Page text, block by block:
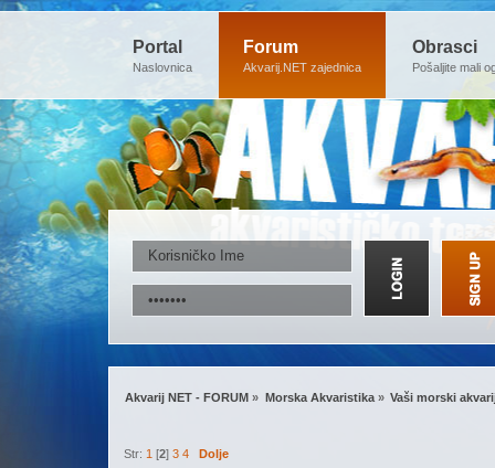
Portal
Naslovnica
Forum
Akvarij.NET zajednica
Obrasci
Pošaljite mali
Akvarij NET - FORUM » Morska Akvaristika» Vaši morski
Str:1 [2]3 4 Dolje